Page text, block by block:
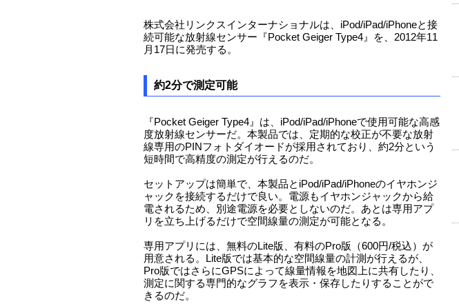
株式会社リンクスインターナショナルは、iPod/iPad/iPhoneと接
続可能な放射線センサー『Pocket Geiger Type4』を、2012年11
月17日に発売する。
約2分で測定可能
『Pocket Geiger Type4』は、iPod/iPad/iPhoneで使用可能な高感
度放射線センサーだ。本製品では、定期的な校正が不要な放射
線専用のPINフォトダイオードが採用されており、約2分という
短時間で高精度の測定が行えるのだ。
セットアップは簡単で、本製品とiPod/iPad/iPhoneのイヤホンジ
ャックを接続するだけで良い。電源もイヤホンジャックから給
電されるため、別途電源を必要としないのだ。あとは専用アプ
リを立ち上げるだけで空間線量の測定が可能となる。
専用アプリには、無料のLite版、有料のPro版（600円/税込）が
用意される。Lite版では基本的な空間線量の計測が行えるが、
Pro版ではさらにGPSによって線量情報を地図上に共有したり、
測定に関する専門的なグラフを表示・保存したりすることがで
きるのだ。